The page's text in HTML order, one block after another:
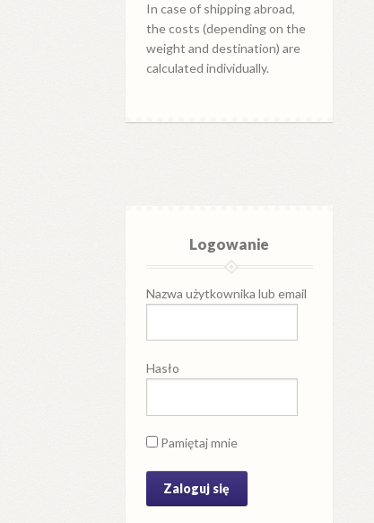
In case of shipping abroad,
the costs (depending on the
weight and destination) are
calculated individually.
Logowanie
Nazwa użytkownika lub email
Hasło
Pamiętaj mnie